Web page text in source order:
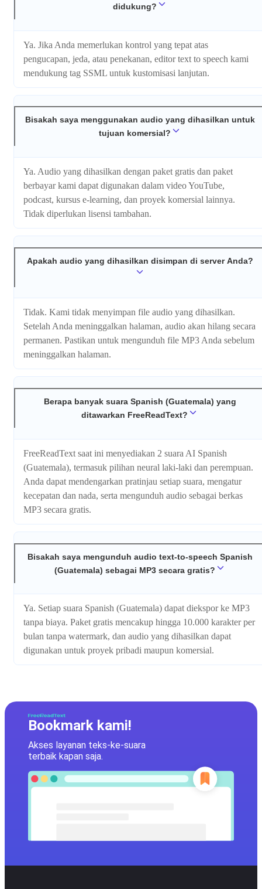
didukung?
Ya. Jika Anda memerlukan kontrol yang tepat atas
pengucapan, jeda, atau penekanan, editor text to speech kami
mendukung tag SSML untuk kustomisasi lanjutan.
Bisakah saya menggunakan audio yang dihasilkan untuk
tujuan komersial?
Ya. Audio yang dihasilkan dengan paket gratis dan paket
berbayar kami dapat digunakan dalam video YouTube,
podcast, kursus e-learning, dan proyek komersial lainnya.
Tidak diperlukan lisensi tambahan.
Apakah audio yang dihasilkan disimpan di server Anda?
Tidak. Kami tidak menyimpan file audio yang dihasilkan.
Setelah Anda meninggalkan halaman, audio akan hilang secara
permanen. Pastikan untuk mengunduh file MP3 Anda sebelum
meninggalkan halaman.
Berapa banyak suara Spanish (Guatemala) yang
ditawarkan FreeReadText?
FreeReadText saat ini menyediakan 2 suara AI Spanish
(Guatemala), termasuk pilihan neural laki-laki dan perempuan.
Anda dapat mendengarkan pratinjau setiap suara, mengatur
kecepatan dan nada, serta mengunduh audio sebagai berkas
MP3 secara gratis.
Bisakah saya mengunduh audio text-to-speech Spanish
(Guatemala) sebagai MP3 secara gratis?
Ya. Setiap suara Spanish (Guatemala) dapat diekspor ke MP3
tanpa biaya. Paket gratis mencakup hingga 10.000 karakter per
bulan tanpa watermark, dan audio yang dihasilkan dapat
digunakan untuk proyek pribadi maupun komersial.
Bookmark kami!
Akses layanan teks-ke-suara
terbaik kapan saja.